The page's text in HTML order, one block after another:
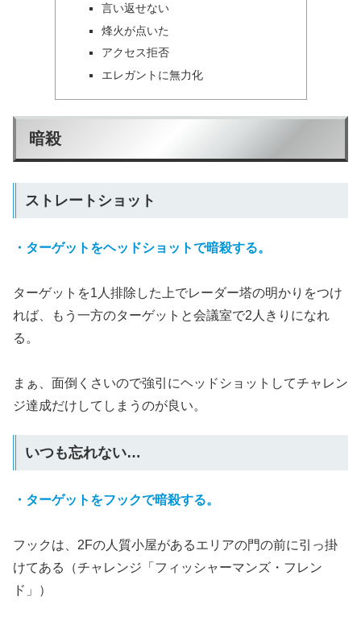
言い返せない
烽火が点いた
アクセス拒否
エレガントに無力化
暗殺
ストレートショット
・ターゲットをヘッドショットで暗殺する。
ターゲットを1人排除した上でレーダー塔の明かりをつけ
れば、もう一方のターゲットと会議室で2人きりになれ
る。
まぁ、面倒くさいので強引にヘッドショットしてチャレン
ジ達成だけしてしまうのが良い。
いつも忘れない…
・ターゲットをフックで暗殺する。
フックは、2Fの人質小屋があるエリアの門の前に引っ掛
けてある（チャレンジ「フィッシャーマンズ・フレン
ド」）